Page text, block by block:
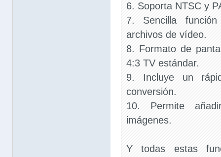
6. Soporta NTSC y
7. Sencilla
archivos de vídeo.
8. Formato de
4:3 TV estándar.
9. Incluye un
conversión.
10. Permite
imágenes.
Y todas estas